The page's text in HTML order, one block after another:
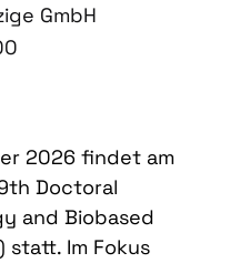
GmbH
2026 findet am
Doctoral
and Biobased
statt. Im Fokus